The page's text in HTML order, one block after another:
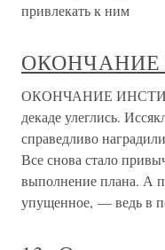
привлекать к ним
ОКОНЧАНИЕ
декаде улеглись.
справедливо
Все снова стало
выполнение плана. А
упущенное, — ведь в